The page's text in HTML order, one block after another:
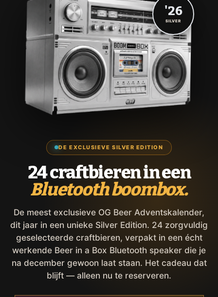
DE EXCLUSIEVE SILVER EDITION
24 craftbieren in een
Bluetooth boombox.
De meest exclusieve OG Beer Adventskalender,
dit jaar in een unieke Silver Edition. 24 zorgvuldig
geselecteerde craftbieren, verpakt in een écht
werkende Beer in a Box Bluetooth speaker die je
na december gewoon laat staan. Het cadeau dat
blijft — alleen nu te reserveren.
'26
SILVER